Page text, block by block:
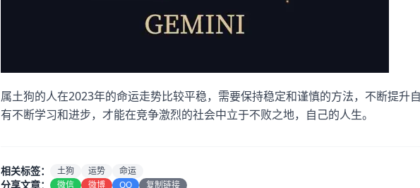
属土狗的人在2023年的命运走势比较平稳，需要保持稳定和谨慎的方法，不断提升
有不断学习和进步，才能在竞争激烈的社会中立于不败之地，自己的人生。
相关标签： 土狗 运势 命运
分享文章： 微信 微博 QQ 复制链接